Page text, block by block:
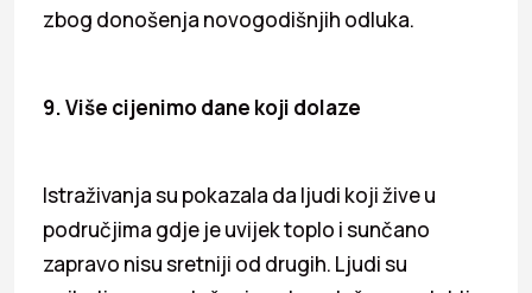
zbog donošenja novogodišnjih odluka.
9. Više cijenimo dane koji dolaze
Istraživanja su pokazala da ljudi koji žive u
područjima gdje je uvijek toplo i sunčano
zapravo nisu sretniji od drugih. Ljudi su